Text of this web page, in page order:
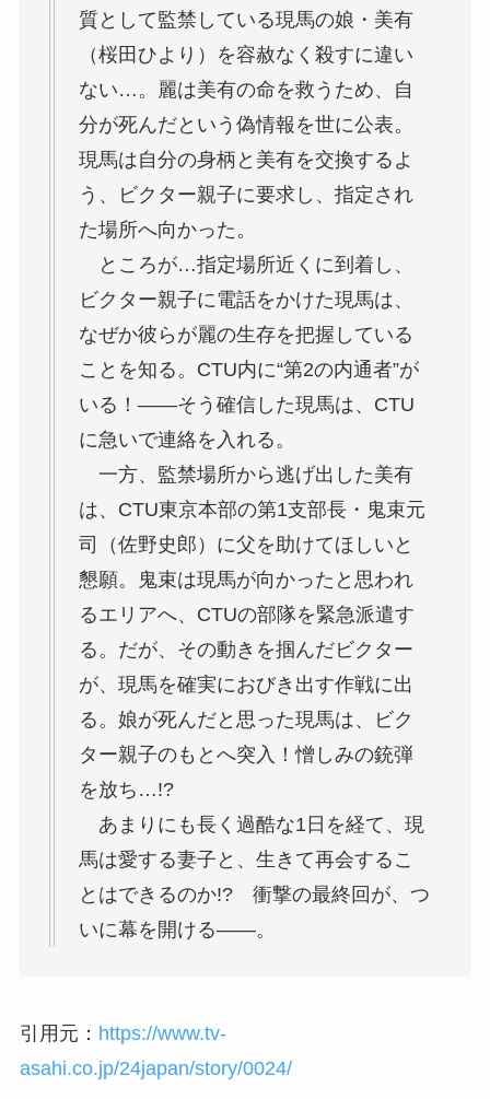
質として監禁している現馬の娘・美有
（桜田ひより）を容赦なく殺すに違い
ない…。麗は美有の命を救うため、自
分が死んだという偽情報を世に公表。
現馬は自分の身柄と美有を交換するよ
う、ビクター親子に要求し、指定され
た場所へ向かった。
ところが…指定場所近くに到着し、
ビクター親子に電話をかけた現馬は、
なぜか彼らが麗の生存を把握している
ことを知る。CTU内に“第2の内通者”が
いる！――そう確信した現馬は、CTU
に急いで連絡を入れる。
一方、監禁場所から逃げ出した美有
は、CTU東京本部の第1支部長・鬼束元
司（佐野史郎）に父を助けてほしいと
懇願。鬼束は現馬が向かったと思われ
るエリアへ、CTUの部隊を緊急派遣す
る。だが、その動きを掴んだビクター
が、現馬を確実におびき出す作戦に出
る。娘が死んだと思った現馬は、ビク
ター親子のもとへ突入！憎しみの銃弾
を放ち…!?
あまりにも長く過酷な1日を経て、現
馬は愛する妻子と、生きて再会するこ
とはできるのか!? 衝撃の最終回が、つ
いに幕を開ける――。
引用元： https://www.tv-
asahi.co.jp/24japan/story/0024/